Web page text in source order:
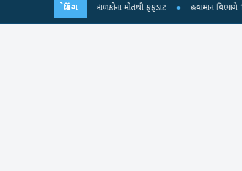
બ્રેકિંગ
બાળકોના મોતથી ફફડાટ ● હવામાન વિભાગે 18 રાજ્યો માટે ભારે